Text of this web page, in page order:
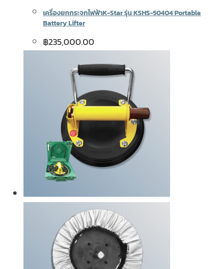
เครื่องยกกระจกไฟฟ้าK-Star รุ่น KSHS-50404 Portable
Battery Lifter
฿235,000.00